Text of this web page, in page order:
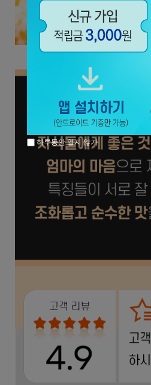
하루동안 열지 않기